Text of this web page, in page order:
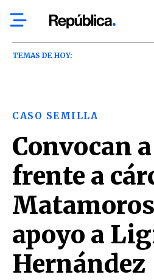
TEMAS DE HOY:
CASO SEMILLA
Convocan
frente a
apoyo a
Hernández